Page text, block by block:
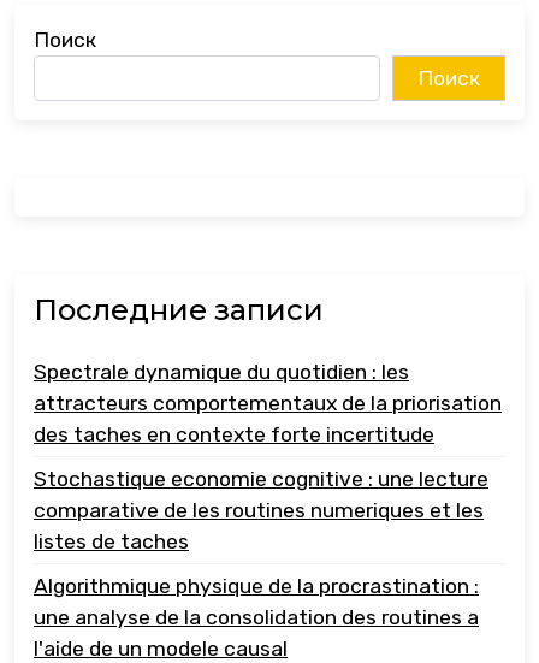
Поиск
Поиск
Последние записи
Spectrale dynamique du quotidien : les
attracteurs comportementaux de la priorisation
des taches en contexte forte incertitude
Stochastique economie cognitive : une lecture
comparative de les routines numeriques et les
listes de taches
Algorithmique physique de la procrastination :
une analyse de la consolidation des routines a
l'aide de un modele causal